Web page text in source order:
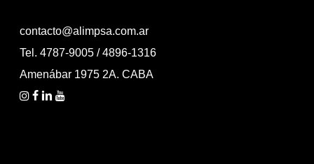
contacto@alimpsa.com.ar
Tel. 4787-9005 / 4896-1316
Amenábar 1975 2A. CABA